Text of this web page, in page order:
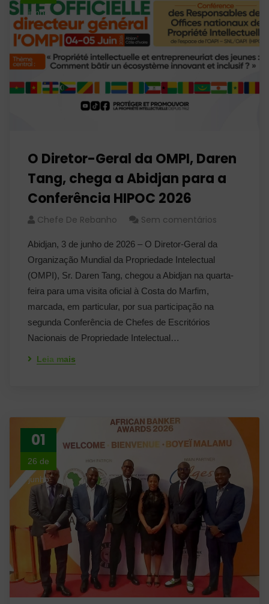
junho
O Diretor-Geral da OMPI, Daren
Tang, chega a Abidjan para a
Conferência HIPOC 2026
Chefe De Rebanho Sem comentários
Abidjan, 3 de junho de 2026 – O Diretor-Geral da
Organização Mundial da Propriedade Intelectual
(OMPI), Sr. Daren Tang, chegou a Abidjan na quarta-
feira para uma visita oficial à Costa do Marfim,
marcada, em particular, por sua participação na
segunda Conferência de Chefes de Escritórios
Nacionais de Propriedade Intelectual…
Leia mais
01
26 de
junho